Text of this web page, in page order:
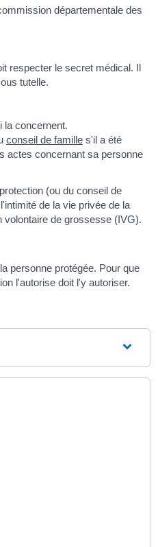
départementale des
respecter le secret médical. Il
tutelle.
la concernent.
conseil de famille s'il a été
actes concernant sa personne
(ou du conseil de
de la vie privée de la
volontaire de grossesse (IVG).
personne protégée. Pour que
l'autorise doit l'y autoriser.